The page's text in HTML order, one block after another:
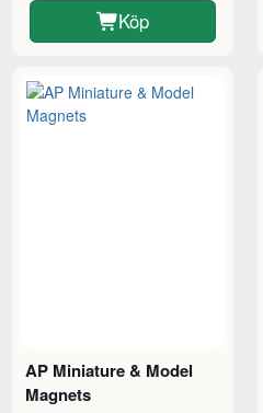
Köp
AP Miniature & Model
Magnets